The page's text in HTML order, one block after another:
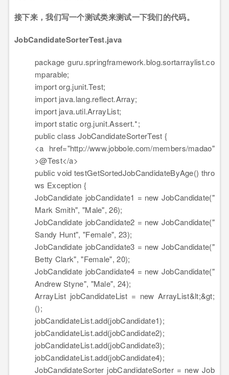
接下来，我们写一个测试类来测试一下我们的代码。
JobCandidateSorterTest.java
package guru.springframework.blog.sortarraylist.co
mparable;
importorg.junit.Test;
importjava.lang.reflect.Array;
importjava.util.ArrayList;
import static org.junit.Assert.*;
public class JobCandidateSorterTest {
<a href="http://www.jobbole.com/members/madao"
>@Test</a>
public void testGetSortedJobCandidateByAge() thro
ws Exception {
JobCandidate jobCandidate1 = new JobCandidate("
Mark Smith", "Male",26);
JobCandidate jobCandidate2 = new JobCandidate("
Sandy Hunt", "Female", 23);
JobCandidate jobCandidate3 = new JobCandidate("
Betty Clark","Female",20);
JobCandidate jobCandidate4 = new JobCandidate("
Andrew Styne", "Male", 24);
ArrayList jobCandidateList = new ArrayList&lt;&gt;
();
jobCandidateList.add(jobCandidate1);
jobCandidateList.add(jobCandidate2);
jobCandidateList.add(jobCandidate3);
jobCandidateList.add(jobCandidate4);
JobCandidateSorter jobCandidateSorter = new Job